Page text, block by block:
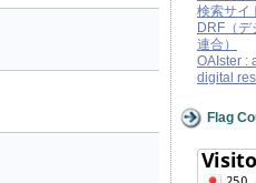
検索サイ
DRF（デ
連合）
OAIster :
digital
Flag